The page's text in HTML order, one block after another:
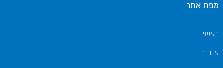
מפת אתר
ראשי
אודות